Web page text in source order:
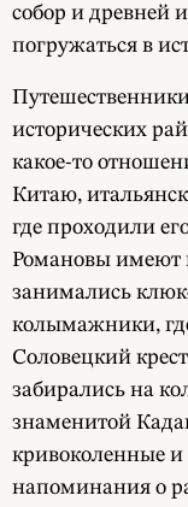
собор и древней
погружаться в
исторических
какое-то
Китаю,
где проходили
Романовы имеют
занимались
колымажники,
Соловецкий
забирались на
знаменитой
кривоколенные
напоминания о